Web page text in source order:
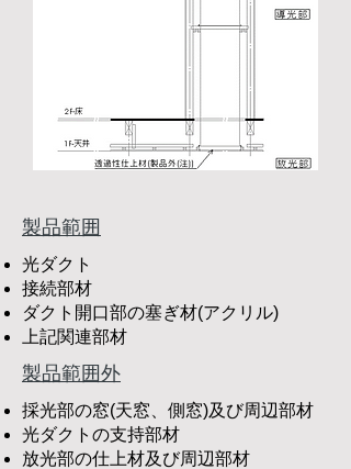
​製品範囲
​光ダクト
接続部材
ダクト開口部の塞ぎ材(アクリル)
​上記関連部材
​製品範囲外
採光部の窓(天窓、側窓)及び周辺部材
光ダクトの支持部材​
放光部の仕上材及び周辺部材